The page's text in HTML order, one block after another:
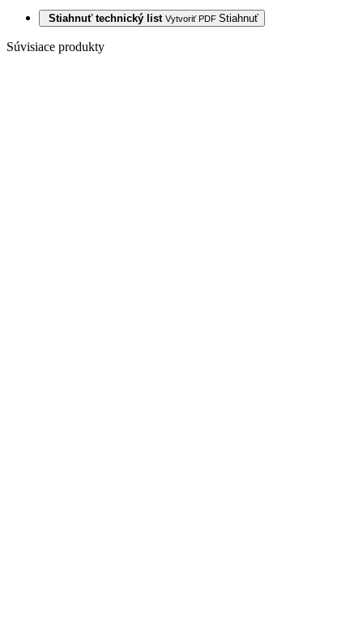
Stiahnuť technický list Vytvoriť PDF Stiahnuť
Súvisiace produkty